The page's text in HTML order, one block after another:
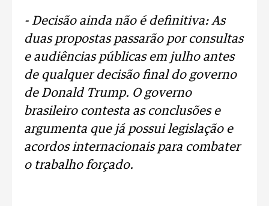
- Decisão ainda não é definitiva: As
duas propostas passarão por consultas
e audiências públicas em julho antes
de qualquer decisão final do governo
de Donald Trump. O governo
brasileiro contesta as conclusões e
argumenta que já possui legislação e
acordos internacionais para combater
o trabalho forçado.